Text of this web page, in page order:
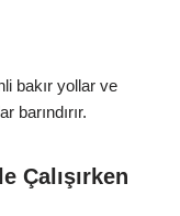
bakır yollar ve
barındırır.
Çalışırken